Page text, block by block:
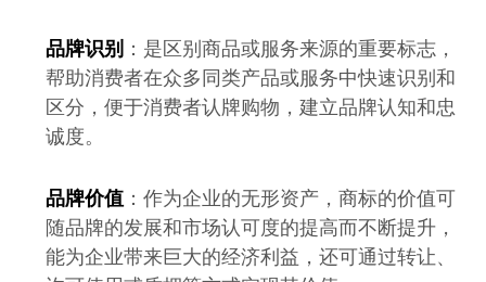
品牌识别 ：是区别商品或服务来源的重要标志，
帮助消费者在众多同类产品或服务中快速识别和
区分，便于消费者认牌购物，建立品牌认知和忠
诚度。
品牌价值 ：作为企业的无形资产，商标的价值可
随品牌的发展和市场认可度的提高而不断提升，
能为企业带来巨大的经济利益，还可通过转让、